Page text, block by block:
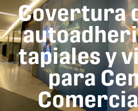
Covertura
tapiales y
para